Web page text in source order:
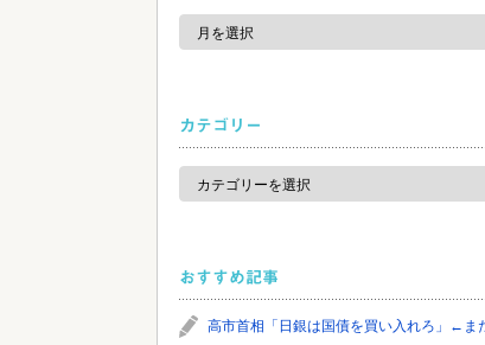
ア
カ
カテゴリー
カ
ゴ
おすすめ記事
高市首相「日銀は国債を買い入れろ」←ま